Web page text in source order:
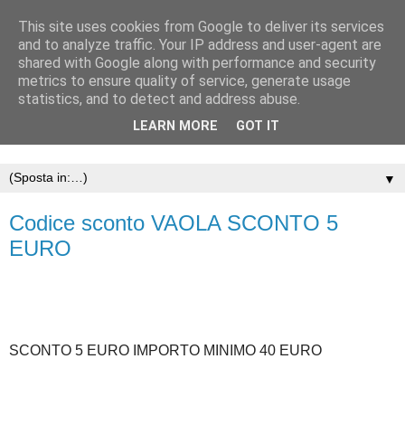
▼
Codice sconto VAOLA SCONTO 5
EURO
SCONTO 5 EURO IMPORTO MINIMO 40 EURO
This site uses cookies from Google to deliver its services
and to analyze traffic. Your IP address and user-agent are
shared with Google along with performance and security
metrics to ensure quality of service, generate usage
statistics, and to detect and address abuse.
LEARN MORE GOT IT